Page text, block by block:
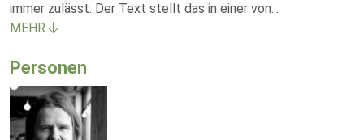
immer zulässt. Der Text stellt das in einer von...
MEHR
Personen